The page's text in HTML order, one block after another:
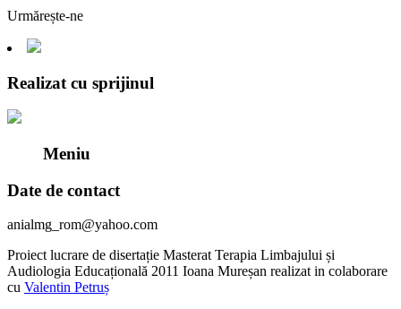
Urmărește-ne
Realizat cu sprijinul
Meniu
Date de contact
anialmg_rom@yahoo.com
Proiect lucrare de disertație Masterat Terapia Limbajului și
Audiologia Educațională 2011 Ioana Mureșan realizat in colaborare
cu Valentin Petruș